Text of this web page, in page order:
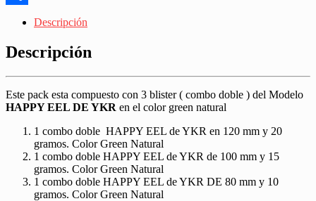
Descripción
Descripción
Este pack esta compuesto con 3 blister ( combo doble ) del Modelo
HAPPY EEL DE YKR en el color green natural
1 combo doble HAPPY EEL de YKR en 120 mm y 20
gramos. Color Green Natural
1 combo doble HAPPY EEL de YKR de 100 mm y 15
gramos. Color Green Natural
1 combo doble HAPPY EEL de YKR DE 80 mm y 10
gramos. Color Green Natural